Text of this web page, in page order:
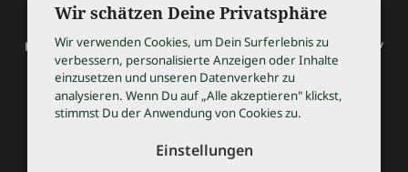
HOCHZEITSSHOPPING / Thomas Bauer / Meßmerstraße 32 /
97508 Grettstadt
Tel 09729 9099504 / info@hochzeitsshopping.com
AGB
IMPRESSUM
Wir schätzen Deine Privatsphäre
Wir verwenden Cookies, um Dein Surferlebnis zu
verbessern, personalisierte Anzeigen oder Inhalte
einzusetzen und unseren Datenverkehr zu
analysieren. Wenn Du auf „Alle akzeptieren" klickst,
stimmst Du der Anwendung von Cookies zu.
Einstellungen